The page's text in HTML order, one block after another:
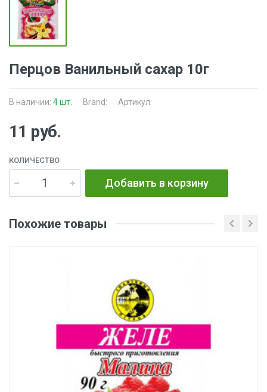
Перцов Ванильный сахар 10г
В наличии: 4 шт. Brand: Артикул:
11 руб.
КОЛИЧЕСТВО
Добавить в корзину
Похожие товары